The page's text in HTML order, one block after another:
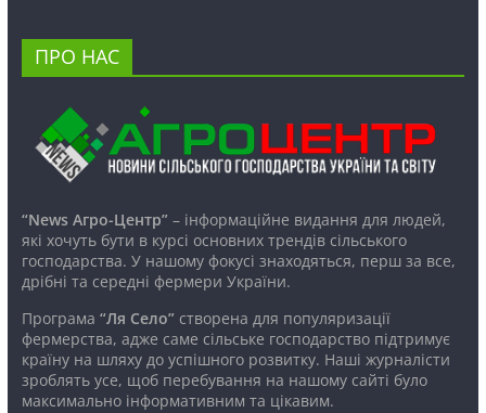
ПРО НАС
“News Агро-Центр”– інформаційне видання для людей,
які хочуть бути в курсі основних трендів сільського
господарства. У нашому фокусі знаходяться, перш за все,
дрібні та середні фермери України.
Програма “Ля Село”створена для популяризації
фермерства, адже саме сільське господарство підтримує
країну на шляху до успішного розвитку. Наші журналісти
зроблять усе, щоб перебування на нашому сайті було
максимально інформативним та цікавим.